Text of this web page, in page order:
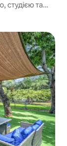
студією та